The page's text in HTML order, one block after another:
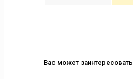
Вас может заинтересовать